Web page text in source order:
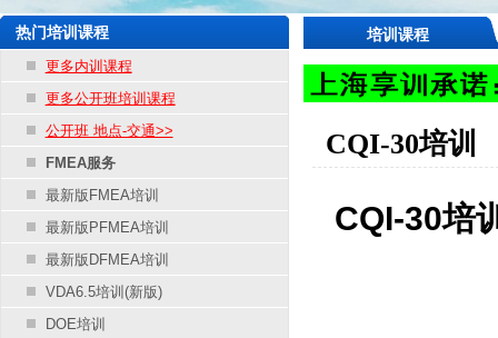
热门培训课程
更多内训课程
更多公开班培训课程
公开班 地点-交通>>
FMEA服务
最新版FMEA培训
最新版PFMEA培训
最新版DFMEA培训
VDA6.5培训(新版)
DOE培训
培训课程
CQI-30培训
CQI-30培